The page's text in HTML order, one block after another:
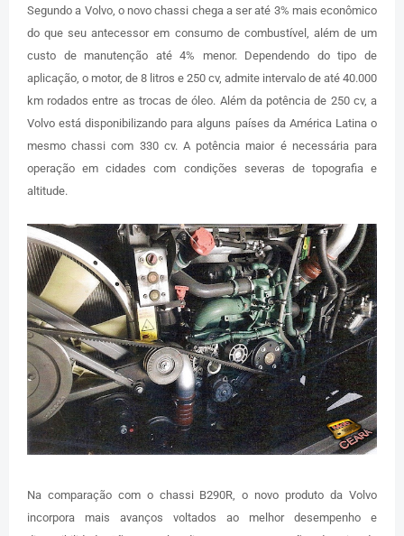
Segundo a Volvo, o novo chassi chega a ser até 3% mais econômico
do que seu antecessor em consumo de combustível, além de um
custo de manutenção até 4% menor. Dependendo do tipo de
aplicação, o motor, de 8 litros e 250 cv, admite intervalo de até 40.000
km rodados entre as trocas de óleo. Além da potência de 250 cv, a
Volvo está disponibilizando para alguns países da América Latina o
mesmo chassi com 330 cv. A potência maior é necessária para
operação em cidades com condições severas de topografia e
altitude.
Na comparação com o chassi B290R, o novo produto da Volvo
incorpora mais avanços voltados ao melhor desempenho e